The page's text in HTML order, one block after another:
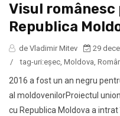
Visul
Republica
de Vladimir Mitev
29
/
tag-uri:eșec, Moldova,
2016 a fost un an negru
al moldovenilorProiectul
cu Republica Moldova a